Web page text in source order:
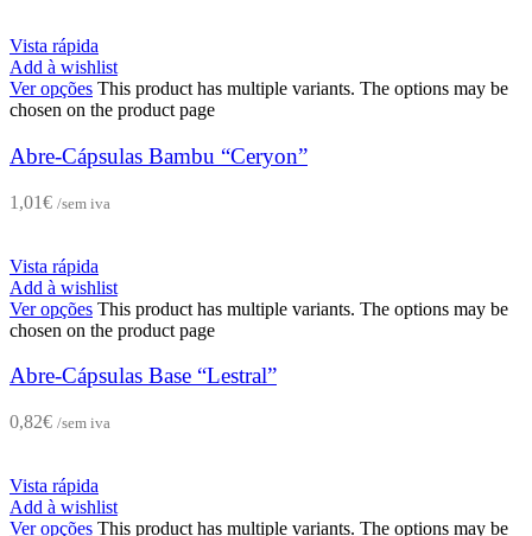
Vista rápida
Add à wishlist
Ver opções This product has multiple variants. The options may be
chosen on the product page
Abre-Cápsulas Bambu “Ceryon”
1,01€ /sem iva
Vista rápida
Add à wishlist
Ver opções This product has multiple variants. The options may be
chosen on the product page
Abre-Cápsulas Base “Lestral”
0,82€ /sem iva
Vista rápida
Add à wishlist
Ver opções This product has multiple variants. The options may be